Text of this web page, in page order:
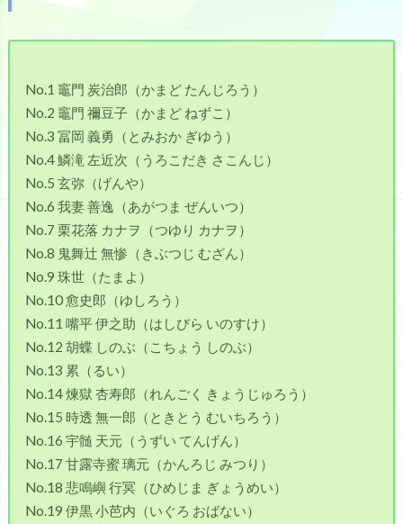
No.1 竈門 炭治郎（かまど たんじろう）
No.2 竈門 禰豆子（かまど ねずこ）
No.3 冨岡 義勇（とみおか ぎゆう）
No.4 鱗滝 左近次（うろこだき さこんじ）
No.5 玄弥（げんや）
No.6 我妻 善逸（あがつま ぜんいつ）
No.7 栗花落 カナヲ（つゆり カナヲ）
No.8 鬼舞辻 無惨（きぶつじ むざん）
No.9 珠世（たまよ）
No.10 愈史郎（ゆしろう）
No.11 嘴平 伊之助（はしびら いのすけ）
No.12 胡蝶 しのぶ（こちょう しのぶ）
No.13 累（るい）
No.14 煉獄 杏寿郎（れんごく きょうじゅろう）
No.15 時透 無一郎（ときとう むいちろう）
No.16 宇髄 天元（うずい てんげん）
No.17 甘露寺蜜 璃元（かんろじ みつり）
No.18 悲鳴嶼 行冥（ひめじま ぎょうめい）
No.19 伊黒 小芭内（いぐろ おばない）